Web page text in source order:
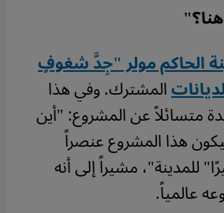
الحاكم مولر "جِدَّ شغوفٍ
المشترك. وفي هذا
متسائلاً عن المشروع: "أين
هذا المشروع عنصراً
للمدينة"، مشيراً إلى أنه
عالمياً.